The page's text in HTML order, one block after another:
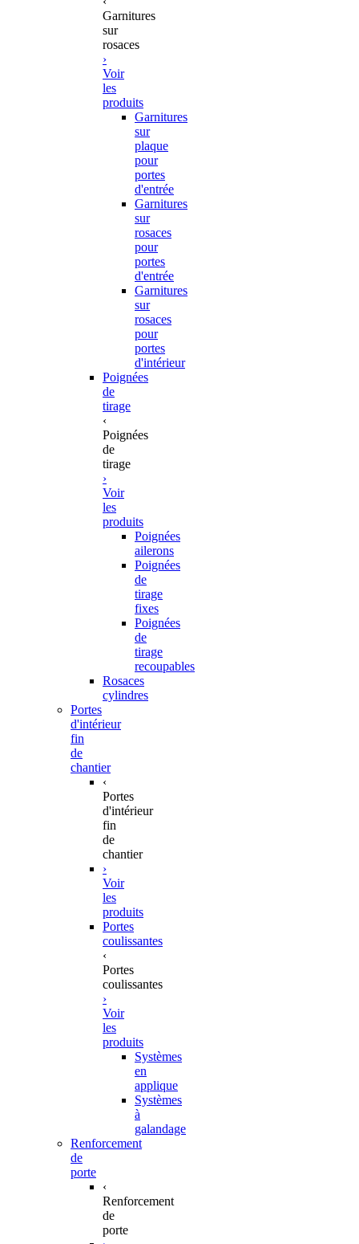
Garnitures
sur
rosaces
›
Voir
les
produits
Garnitures
sur
plaque
pour
portes
d'entrée
Garnitures
sur
rosaces
pour
portes
d'entrée
Garnitures
sur
rosaces
pour
portes
d'intérieur
Poignées
de
tirage
‹
Poignées
de
tirage
›
Voir
les
produits
Poignées
ailerons
Poignées
de
tirage
fixes
Poignées
de
tirage
recoupables
Rosaces
cylindres
Portes
d'intérieur
fin
de
chantier
‹
Portes
d'intérieur
fin
de
chantier
›
Voir
les
produits
Portes
coulissantes
‹
Portes
coulissantes
›
Voir
les
produits
Systèmes
en
applique
Systèmes
à
galandage
Renforcement
de
porte
‹
Renforcement
de
porte